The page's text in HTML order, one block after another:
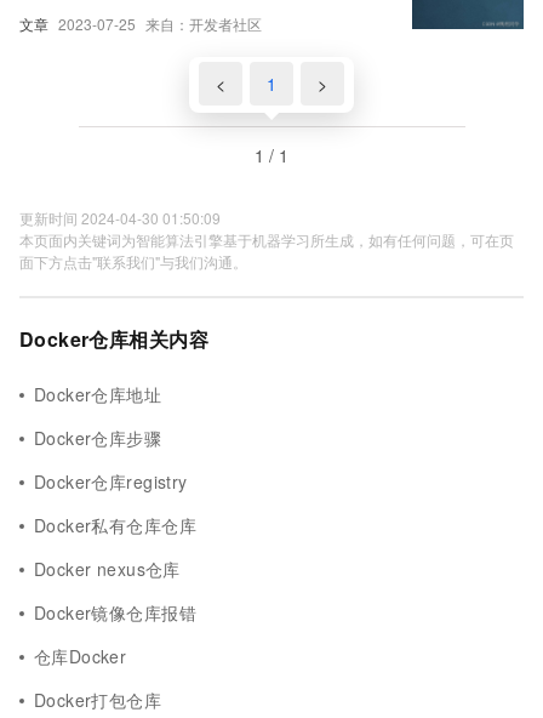
文章 2023-07-25 来自：开发者社区
< 1 >
1 / 1
更新时间 2024-04-30 01:50:09
本页面内关键词为智能算法引擎基于机器学习所生成，如有任何问题，可在页
面下方点击"联系我们"与我们沟通。
Docker仓库相关内容
Docker仓库地址
Docker仓库步骤
Docker仓库registry
Docker私有仓库仓库
Docker nexus仓库
Docker镜像仓库报错
仓库Docker
Docker打包仓库